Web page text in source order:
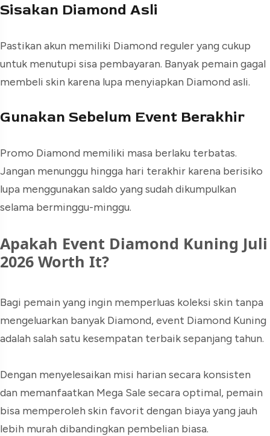
Sisakan Diamond Asli
Pastikan akun memiliki Diamond reguler yang cukup
untuk menutupi sisa pembayaran. Banyak pemain gagal
membeli skin karena lupa menyiapkan Diamond asli.
Gunakan Sebelum Event Berakhir
Promo Diamond memiliki masa berlaku terbatas.
Jangan menunggu hingga hari terakhir karena berisiko
lupa menggunakan saldo yang sudah dikumpulkan
selama berminggu-minggu.
Apakah Event Diamond Kuning Juli
2026 Worth It?
Bagi pemain yang ingin memperluas koleksi skin tanpa
mengeluarkan banyak Diamond, event Diamond Kuning
adalah salah satu kesempatan terbaik sepanjang tahun.
Dengan menyelesaikan misi harian secara konsisten
dan memanfaatkan Mega Sale secara optimal, pemain
bisa memperoleh skin favorit dengan biaya yang jauh
lebih murah dibandingkan pembelian biasa.